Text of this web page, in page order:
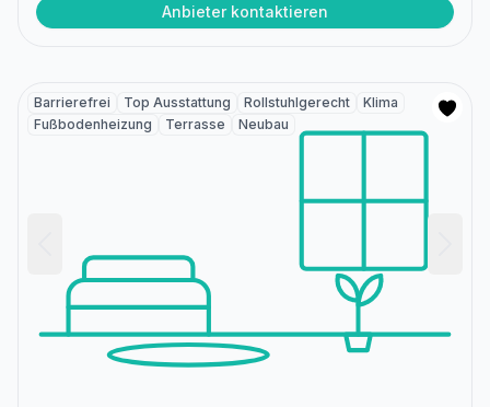
Anbieter kontaktieren
Barrierefrei Top Ausstattung Rollstuhlgerecht
Klima
Fußbodenheizung
Terrasse Neubau